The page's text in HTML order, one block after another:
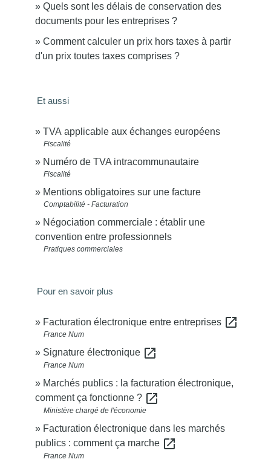
Quels sont les délais de conservation des
documents pour les entreprises ?
Comment calculer un prix hors taxes à partir
d'un prix toutes taxes comprises ?
Et aussi
TVA applicable aux échanges européens
Fiscalité
Numéro de TVA intracommunautaire
Fiscalité
Mentions obligatoires sur une facture
Comptabilité - Facturation
Négociation commerciale : établir une
convention entre professionnels
Pratiques commerciales
Pour en savoir plus
Facturation électronique entre entreprises open_in_new
France Num
Signature électronique open_in_new
France Num
Marchés publics : la facturation électronique,
comment ça fonctionne ? open_in_new
Ministère chargé de l'économie
Facturation électronique dans les marchés
publics : comment ça marche open_in_new
France Num